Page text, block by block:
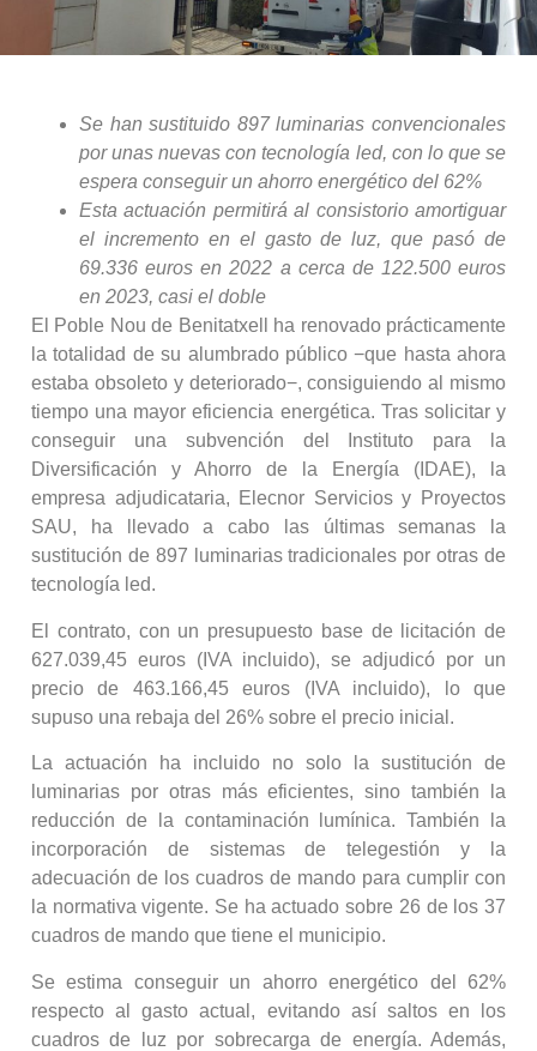
Se han sustituido 897 luminarias convencionales
por unas nuevas con tecnología led, con lo que se
espera conseguir un ahorro energético del 62%
Esta actuación permitirá al consistorio amortiguar
el incremento en el gasto de luz, que pasó de
69.336 euros en 2022 a cerca de 122.500 euros
en 2023, casi el doble
El Poble Nou de Benitatxell ha renovado prácticamente
la totalidad de su alumbrado público −que hasta ahora
estaba obsoleto y deteriorado−, consiguiendo al mismo
tiempo una mayor eficiencia energética. Tras solicitar y
conseguir una subvención del Instituto para la
Diversificación y Ahorro de la Energía (IDAE), la
empresa adjudicataria, Elecnor Servicios y Proyectos
SAU, ha llevado a cabo las últimas semanas la
sustitución de 897 luminarias tradicionales por otras de
tecnología led.
El contrato, con un presupuesto base de licitación de
627.039,45 euros (IVA incluido), se adjudicó por un
precio de 463.166,45 euros (IVA incluido), lo que
supuso una rebaja del 26% sobre el precio inicial.
La actuación ha incluido no solo la sustitución de
luminarias por otras más eficientes, sino también la
reducción de la contaminación lumínica. También la
incorporación de sistemas de telegestión y la
adecuación de los cuadros de mando para cumplir con
la normativa vigente. Se ha actuado sobre 26 de los 37
cuadros de mando que tiene el municipio.
Se estima conseguir un ahorro energético del 62%
respecto al gasto actual, evitando así saltos en los
cuadros de luz por sobrecarga de energía. Además,